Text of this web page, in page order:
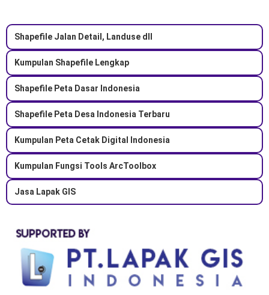
Shapefile Jalan Detail, Landuse dll
Kumpulan Shapefile Lengkap
Shapefile Peta Dasar Indonesia
Shapefile Peta Desa Indonesia Terbaru
Kumpulan Peta Cetak Digital Indonesia
Kumpulan Fungsi Tools ArcToolbox
Jasa Lapak GIS